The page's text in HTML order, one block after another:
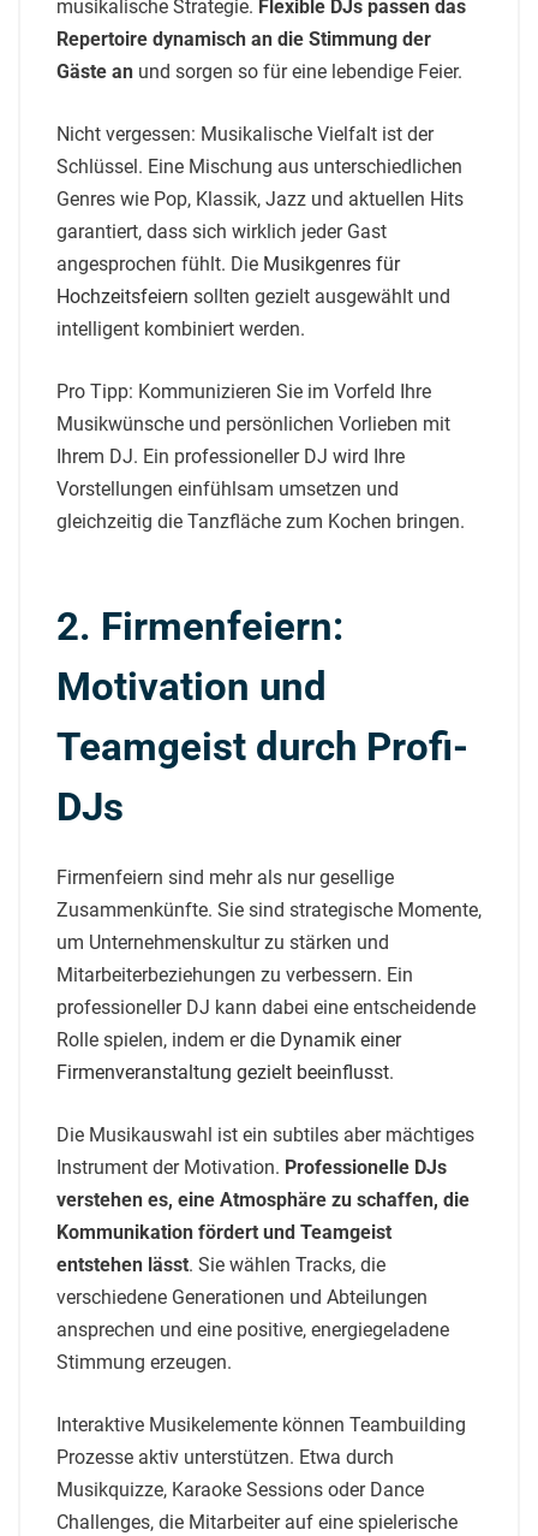
musikalische Strategie. Flexible DJs passen das
Repertoire dynamisch an die Stimmung der
Gäste an und sorgen so für eine lebendige Feier.
Nicht vergessen: Musikalische Vielfalt ist der
Schlüssel. Eine Mischung aus unterschiedlichen
Genres wie Pop, Klassik, Jazz und aktuellen Hits
garantiert, dass sich wirklich jeder Gast
angesprochen fühlt. Die Musikgenres für
Hochzeitsfeiern sollten gezielt ausgewählt und
intelligent kombiniert werden.
Pro Tipp: Kommunizieren Sie im Vorfeld Ihre
Musikwünsche und persönlichen Vorlieben mit
Ihrem DJ. Ein professioneller DJ wird Ihre
Vorstellungen einfühlsam umsetzen und
gleichzeitig die Tanzfläche zum Kochen bringen.
2. Firmenfeiern:
Motivation und
Teamgeist durch Profi-
DJs
Firmenfeiern sind mehr als nur gesellige
Zusammenkünfte. Sie sind strategische Momente,
um Unternehmenskultur zu stärken und
Mitarbeiterbeziehungen zu verbessern. Ein
professioneller DJ kann dabei eine entscheidende
Rolle spielen, indem erdie Dynamik einer
Firmenveranstaltung gezielt beeinflusst.
Die Musikauswahl ist ein subtiles aber mächtiges
Instrument der Motivation. Professionelle DJs
verstehen es, eine Atmosphäre zu schaffen, die
Kommunikation fördert und Teamgeist
entstehen lässt. Sie wählen Tracks, die
verschiedene Generationen und Abteilungen
ansprechen und eine positive, energiegeladene
Stimmung erzeugen.
Interaktive Musikelemente können Teambuilding
Prozesse aktiv unterstützen. Etwa durch
Musikquizze, Karaoke Sessions oder Dance
Challenges, die Mitarbeiter auf eine spielerische